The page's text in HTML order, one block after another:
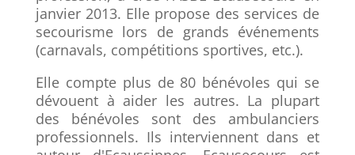
janvier 2013. Elle propose des services de
secourisme lors de grands événements
(carnavals, compétitions sportives, etc.).
Elle compte plus de 80 bénévoles qui se
dévouent à aider les autres. La plupart
des bénévoles sont des ambulanciers
professionnels. Ils interviennent dans et